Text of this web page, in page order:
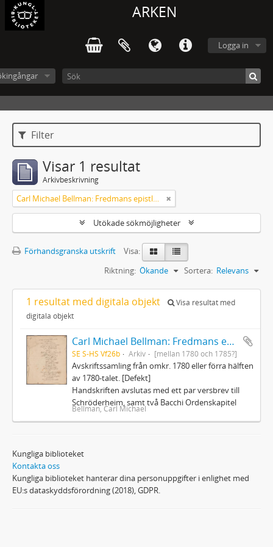
ARKEN
Logga in
Filter
Visar 1 resultat
Arkivbeskrivning
Carl Michael Bellman: Fredmans epistlar och sånger m.fl. Bellman-texter
Utökade sökmöjligheter
Förhandsgranska utskrift
Visa:
Sortera: Relevans
Riktning: Ökande
1 resultat med digitala objekt
Visa resultat med
digitala objekt
Carl Michael Bellman: Fredmans epistlar och sånger m.fl. Bellman-texter
SE S-HS Vf26b Arkiv [mellan 1780 och 1785?]
Avskriftssamling från omkr. 1780 eller förra hälften
av 1780-talet. [Defekt]
Handskriften avslutas med ett par versbrev till
Schröderheim, samt två Bacchi Ordenskapitel
Bellman, Carl Michael
Kungliga biblioteket
Kontakta oss
Kungliga biblioteket hanterar dina personuppgifter i enlighet med
EU:s dataskyddsförordning (2018), GDPR.